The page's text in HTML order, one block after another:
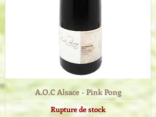
A.O.C Alsace - Pink Pong
Rupture de stock